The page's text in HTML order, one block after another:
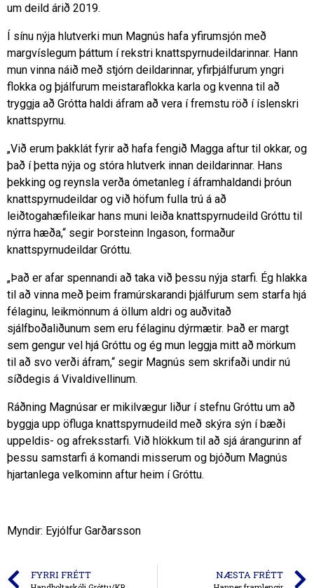
um deild árið 2019.
Í sínu nýja hlutverki mun Magnús hafa yfirumsjón með
margvíslegum þáttum í rekstri knattspyrnudeildarinnar. Hann
mun vinna náið með stjórn deildarinnar, yfirþjálfurum yngri
flokka og þjálfurum meistaraflokka karla og kvenna til að
tryggja að Grótta haldi áfram að vera í fremstu röð í íslenskri
knattspyrnu.
„Við erum þakklát fyrir að hafa fengið Magga aftur til okkar, og
það í þetta nýja og stóra hlutverk innan deildarinnar. Hans
þekking og reynsla verða ómetanleg í áframhaldandi þróun
knattspyrnudeildar og við höfum fulla trú á að
leiðtogahæfileikar hans muni leiða knattspyrnudeild Gróttu til
nýrra hæða,“ segir Þorsteinn Ingason, formaður
knattspyrnudeildar Gróttu.
„Það er afar spennandi að taka við þessu nýja starfi. Ég hlakka
til að vinna með þeim framúrskarandi þjálfurum sem starfa hjá
félaginu, leikmönnum á öllum aldri og auðvitað
sjálfboðaliðunum sem eru félaginu dýrmætir. Það er margt
sem gengur vel hjá Gróttu og ég mun leggja mitt að mörkum
til að svo verði áfram,“ segir Magnús sem skrifaði undir nú
síðdegis á Vivaldivellinum.
Ráðning Magnúsar er mikilvægur liður í stefnu Gróttu um að
byggja upp öfluga knattspyrnudeild með skýra sýn í bæði
uppeldis- og afreksstarfi. Við hlökkum til að sjá árangurinn af
þessu samstarfi á komandi misserum og bjóðum Magnús
hjartanlega velkominn aftur heim í Gróttu.
Myndir: Eyjólfur Garðarsson
FYRRI FRÉTT NÆSTA FRÉTT